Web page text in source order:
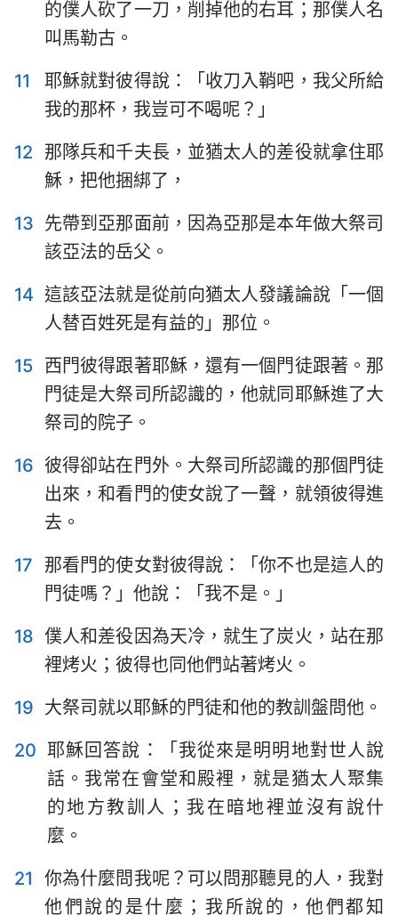
的僕人砍了一刀，削掉他的右耳；那僕人名
叫馬勒古。
11
耶穌就對彼得說：「收刀入鞘吧，我父所給
我的那杯，我豈可不喝呢？」
12
那隊兵和千夫長，並猶太人的差役就拿住耶
穌，把他捆綁了，
13 先帶到亞那面前，因為亞那是本年做大祭司
該亞法的岳父。
14 這該亞法就是從前向猶太人發議論說「一個
人替百姓死是有益的」那位。
15 西門彼得跟著耶穌，還有一個門徒跟著。那
門徒是大祭司所認識的，他就同耶穌進了大
祭司的院子。
16 彼得卻站在門外。大祭司所認識的那個門徒
出來，和看門的使女說了一聲，就領彼得進
去。
17
那看門的使女對彼得說：「你不也是這人的
門徒嗎？」他說：「我不是。」
18 僕人和差役因為天冷，就生了炭火，站在那
裡烤火；彼得也同他們站著烤火。
19 大祭司就以耶穌的門徒和他的教訓盤問他。
20 耶穌回答說：「我從來是明明地對世人說
話。我常在會堂和殿裡，就是猶太人聚集
的地方教訓人；我在暗地裡並沒有說什
麼。
21
你為什麼問我呢？可以問那聽見的人，我對
他們說的是什麼；我所說的，他們都知